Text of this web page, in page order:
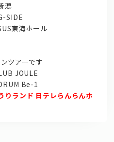
潟
SIDE
東海ホール
ツアーです
JOULE
Be-1
りランド 日テレらんらんホ
, 取材,出演依頼
official web shop